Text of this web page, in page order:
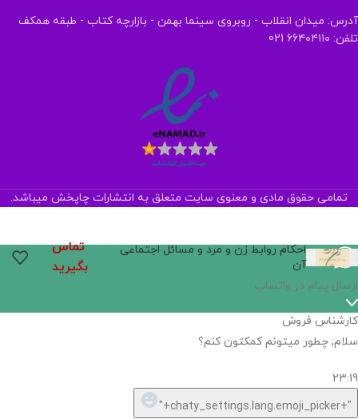
آدرس: میدان انقلاب - روبروی سینما بهمن - بازارچه کتاب - طبقه همکف
تلفن: ۶۶۴۰۴۱۱۰ 021
تمامی حقوق مادی و معنوی سایت متعلق به انتشارات چاپخش میباشد.
احکام روابط زن و مرد و مسائل اجتماعی
آن
تماس
بگیرید
اگر
نیست,
شاید
بتونیم